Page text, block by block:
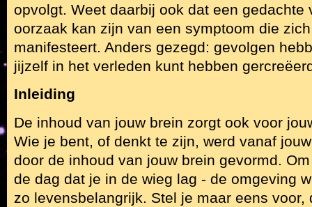
opvolgt. Weet daarbij ook dat een gedachte
oorzaak kan zijn van een symptoom die
manifesteert. Anders gezegd: gevolgen
jijzelf in het verleden kunt hebben
Inleiding
De inhoud van jouw brein zorgt ook voor
Wie je bent, of denkt te zijn, werd vanaf
door de inhoud van jouw brein gevormd.
de dag dat je in de wieg lag - de omgeving
zo levensbelangrijk. Stel je maar eens voor,